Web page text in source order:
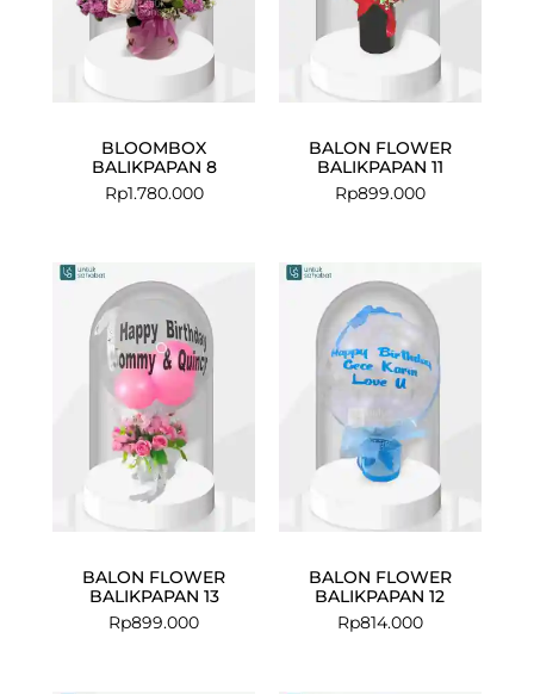
BLOOMBOX
BALIKPAPAN 8
Rp1.780.000
BALON FLOWER
BALIKPAPAN 11
Rp899.000
BALON FLOWER
BALIKPAPAN 13
Rp899.000
BALON FLOWER
BALIKPAPAN 12
Rp814.000